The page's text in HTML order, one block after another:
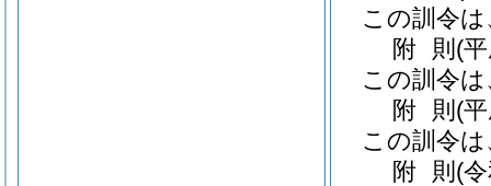
この訓令
附 則 (
この訓令
附 則 (
この訓令
附 則 (